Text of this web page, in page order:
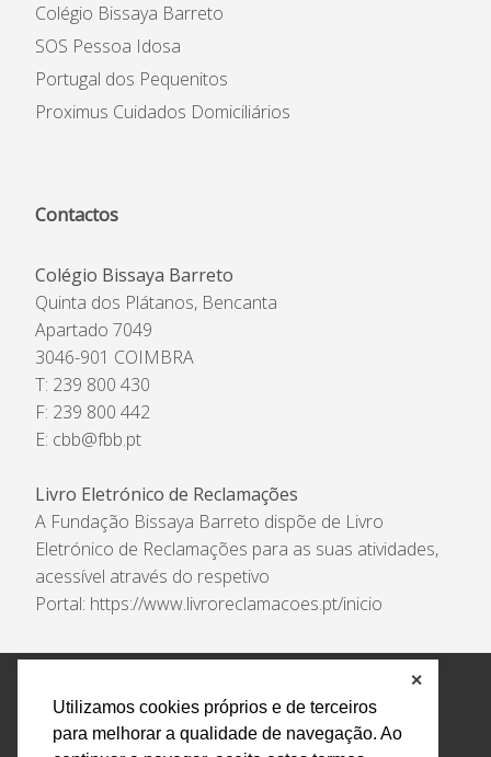
Utilizamos cookies próprios e de terceiros
para melhorar a qualidade de navegação. Ao
✕
Colégio Bissaya Barreto
SOS Pessoa Idosa
Portugal dos Pequenitos
Proximus Cuidados Domiciliários
Contactos
Colégio Bissaya Barreto
Quinta dos Plátanos, Bencanta
Apartado 7049
3046-901 COIMBRA
T: 239 800 430
F: 239 800 442
E: cbb@fbb.pt
Livro Eletrónico de Reclamações
A Fundação Bissaya Barreto dispõe de Livro
Eletrónico de Reclamações para as suas atividades,
acessível através do respetivo
Portal: https://www.livroreclamacoes.pt/inicio
Política de Privacidade e Tratamento de Dados
Encarregado de Proteção de Dados
Livro Eletrónico
de Reclamações
Canal de Denúncias